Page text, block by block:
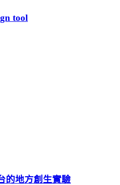
tool
的地方創生實驗